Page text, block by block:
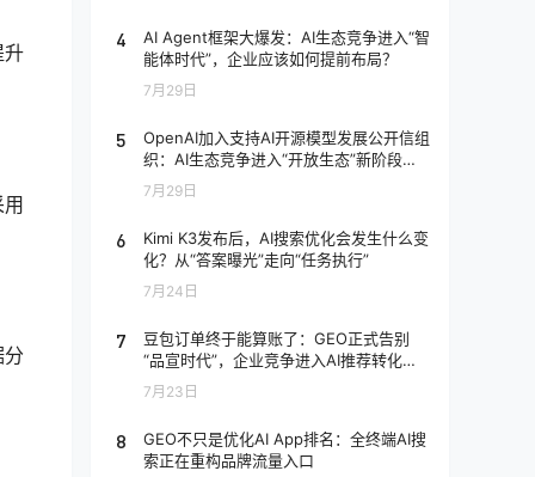
升
4
AI Agent框架大爆发：AI生态竞争进入“智
能体时代”，企业应该如何提前布局？
7月29日
5
OpenAI加入支持AI开源模型发展公开信组
织：AI生态竞争进入“开放生态”新阶段，
企业应该如何应对？
7月29日
6
Kimi K3发布后，AI搜索优化会发生什么变
化？从“答案曝光”走向“任务执行”
7月24日
7
豆包订单终于能算账了：GEO正式告别
“品宣时代”，企业竞争进入AI推荐转化阶
段
7月23日
8
GEO不只是优化AI App排名：全终端AI搜
索正在重构品牌流量入口